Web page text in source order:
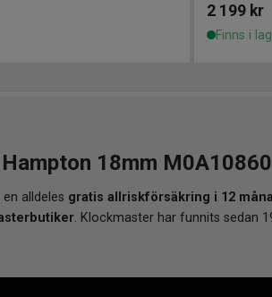
2 199 kr
Finns i
Hampton 18mm
alldeles gratis allriskförsäkring i 12
. Klockmaster har funnits sedan